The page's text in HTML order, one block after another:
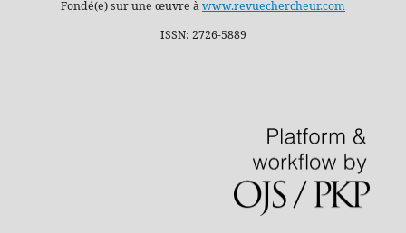
Fondé(e) sur une œuvre àwww.revuechercheur.com
ISSN: 2726-5889